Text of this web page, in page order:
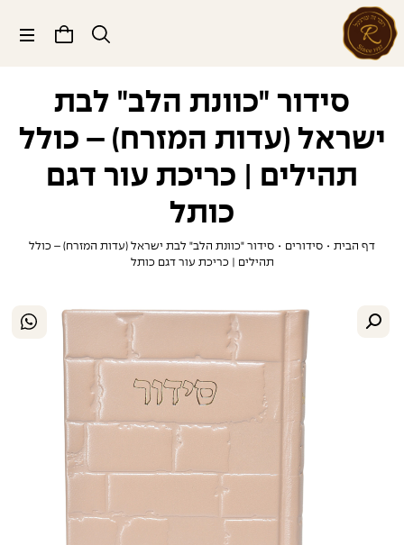
תפריט
סידור "כוונת הלב" לבת
ישראל (עדות המזרח) – כולל
תהילים | כריכת עור דגם
כותל
דף הבית • סידורים • סידור "כוונת הלב" לבת ישראל (עדות המזרח) – כולל
תהילים | כריכת עור דגם כותל